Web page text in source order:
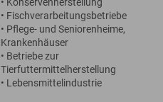
• Fischverarbeitungsbetriebe
• Pflege- und Seniorenheime,
Krankenhäuser
• Betriebe zur
Tierfuttermittelherstellung
• Lebensmittelindustrie